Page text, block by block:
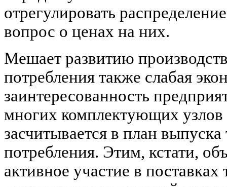
отрегулировать
вопрос о ценах на них.
Мешает развитию
потребления также слабая
заинтересованность
многих комплектующих
засчитывается в план
потребления. Этим, кстати,
активное участие в